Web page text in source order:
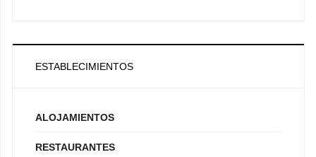
ESTABLECIMIENTOS
ALOJAMIENTOS
RESTAURANTES